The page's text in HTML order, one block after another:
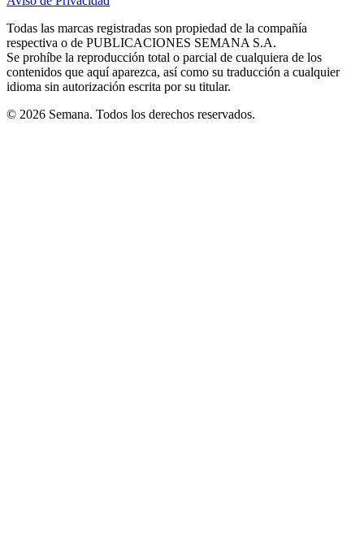
newnewnew
window
new
windowwindow
new
window
Todas las marcas registradas son propiedad de la compañía
respectiva o de PUBLICACIONES SEMANA S.A.
Se prohíbe la reproducción total o parcial de cualquiera de los
contenidos que aquí aparezca, así como su traducción a cualquier
idioma sin autorización escrita por su titular.
© 2026 Semana. Todos los derechos reservados.